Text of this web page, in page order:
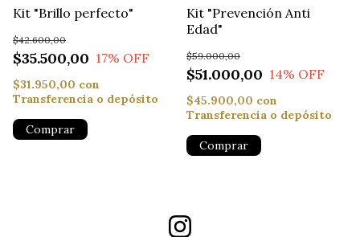
Kit "Brillo perfecto"
$35.500,00
$42.600,00
17% OFF
$31.950,00 con
Transferencia o depósito
Kit "Prevención Anti
Edad"
$51.000,00
$59.000,00
14% OFF
$45.900,00 con
Transferencia o depósito